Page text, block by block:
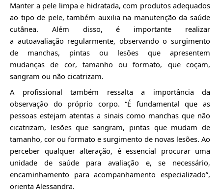
Manter a pele limpa e hidratada, com produtos adequados
ao tipo de pele, também auxilia na manutenção da saúde
cutânea. Além disso, é importante realizar
a autoavaliação regularmente, observando o surgimento
de manchas, pintas ou lesões que apresentem
mudanças de cor, tamanho ou formato, que coçam,
sangram ou não cicatrizam.
A profissional também ressalta a importância da
observação do próprio corpo. “É fundamental que as
pessoas estejam atentas a sinais como manchas que não
cicatrizam, lesões que sangram, pintas que mudam de
tamanho, cor ou formato e surgimento de novas lesões. Ao
perceber qualquer alteração, é essencial procurar uma
unidade de saúde para avaliação e, se necessário,
encaminhamento para acompanhamento especializado”,
orienta Alessandra.